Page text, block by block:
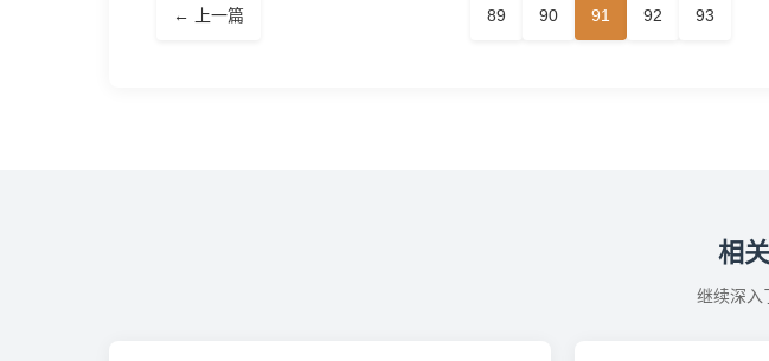
← 上一篇 89 90 91 92 93
相
继续深入